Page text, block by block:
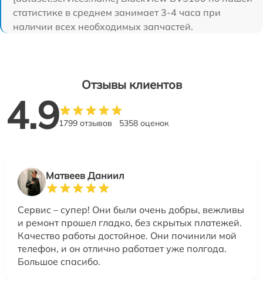
статистике в среднем занимает 3-4 часа при
наличии всех необходимых запчастей.
Отзывы клиентов
4.91799 отзывов 5358 оценок
Матвеев Даниил
Сервис – супер! Они были очень добры, вежливы
и ремонт прошел гладко, без скрытых платежей.
Качество работы достойное. Они починили мой
телефон, и он отлично работает уже полгода.
Большое спасибо.